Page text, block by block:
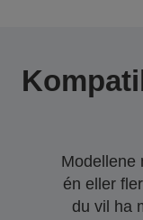
Modellene
én eller
du vil ha